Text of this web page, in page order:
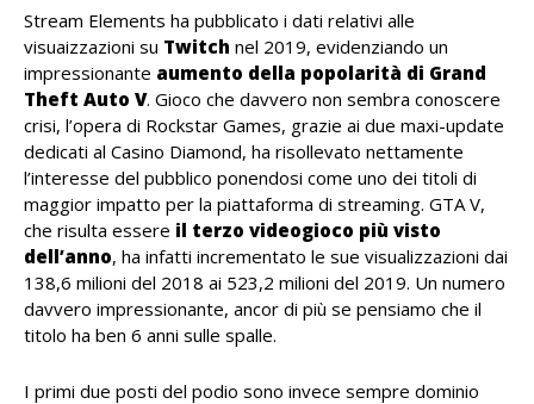
Stream Elements ha pubblicato i dati relativi alle
visuaizzazioni su Twitch nel 2019, evidenziando un
impressionante aumento della popolarità di Grand
Theft Auto V. Gioco che davvero non sembra conoscere
crisi, l’opera di Rockstar Games, grazie ai due maxi-update
dedicati al Casino Diamond, ha risollevato nettamente
l’interesse del pubblico ponendosi come uno dei titoli di
maggior impatto per la piattaforma di streaming. GTA V,
che risulta essere il terzo videogioco più visto
dell’anno, ha infatti incrementato le sue visualizzazioni dai
138,6 milioni del 2018 ai 523,2 milioni del 2019. Un numero
davvero impressionante, ancor di più se pensiamo che il
titolo ha ben 6 anni sulle spalle.
I primi due posti del podio sono invece sempre dominio